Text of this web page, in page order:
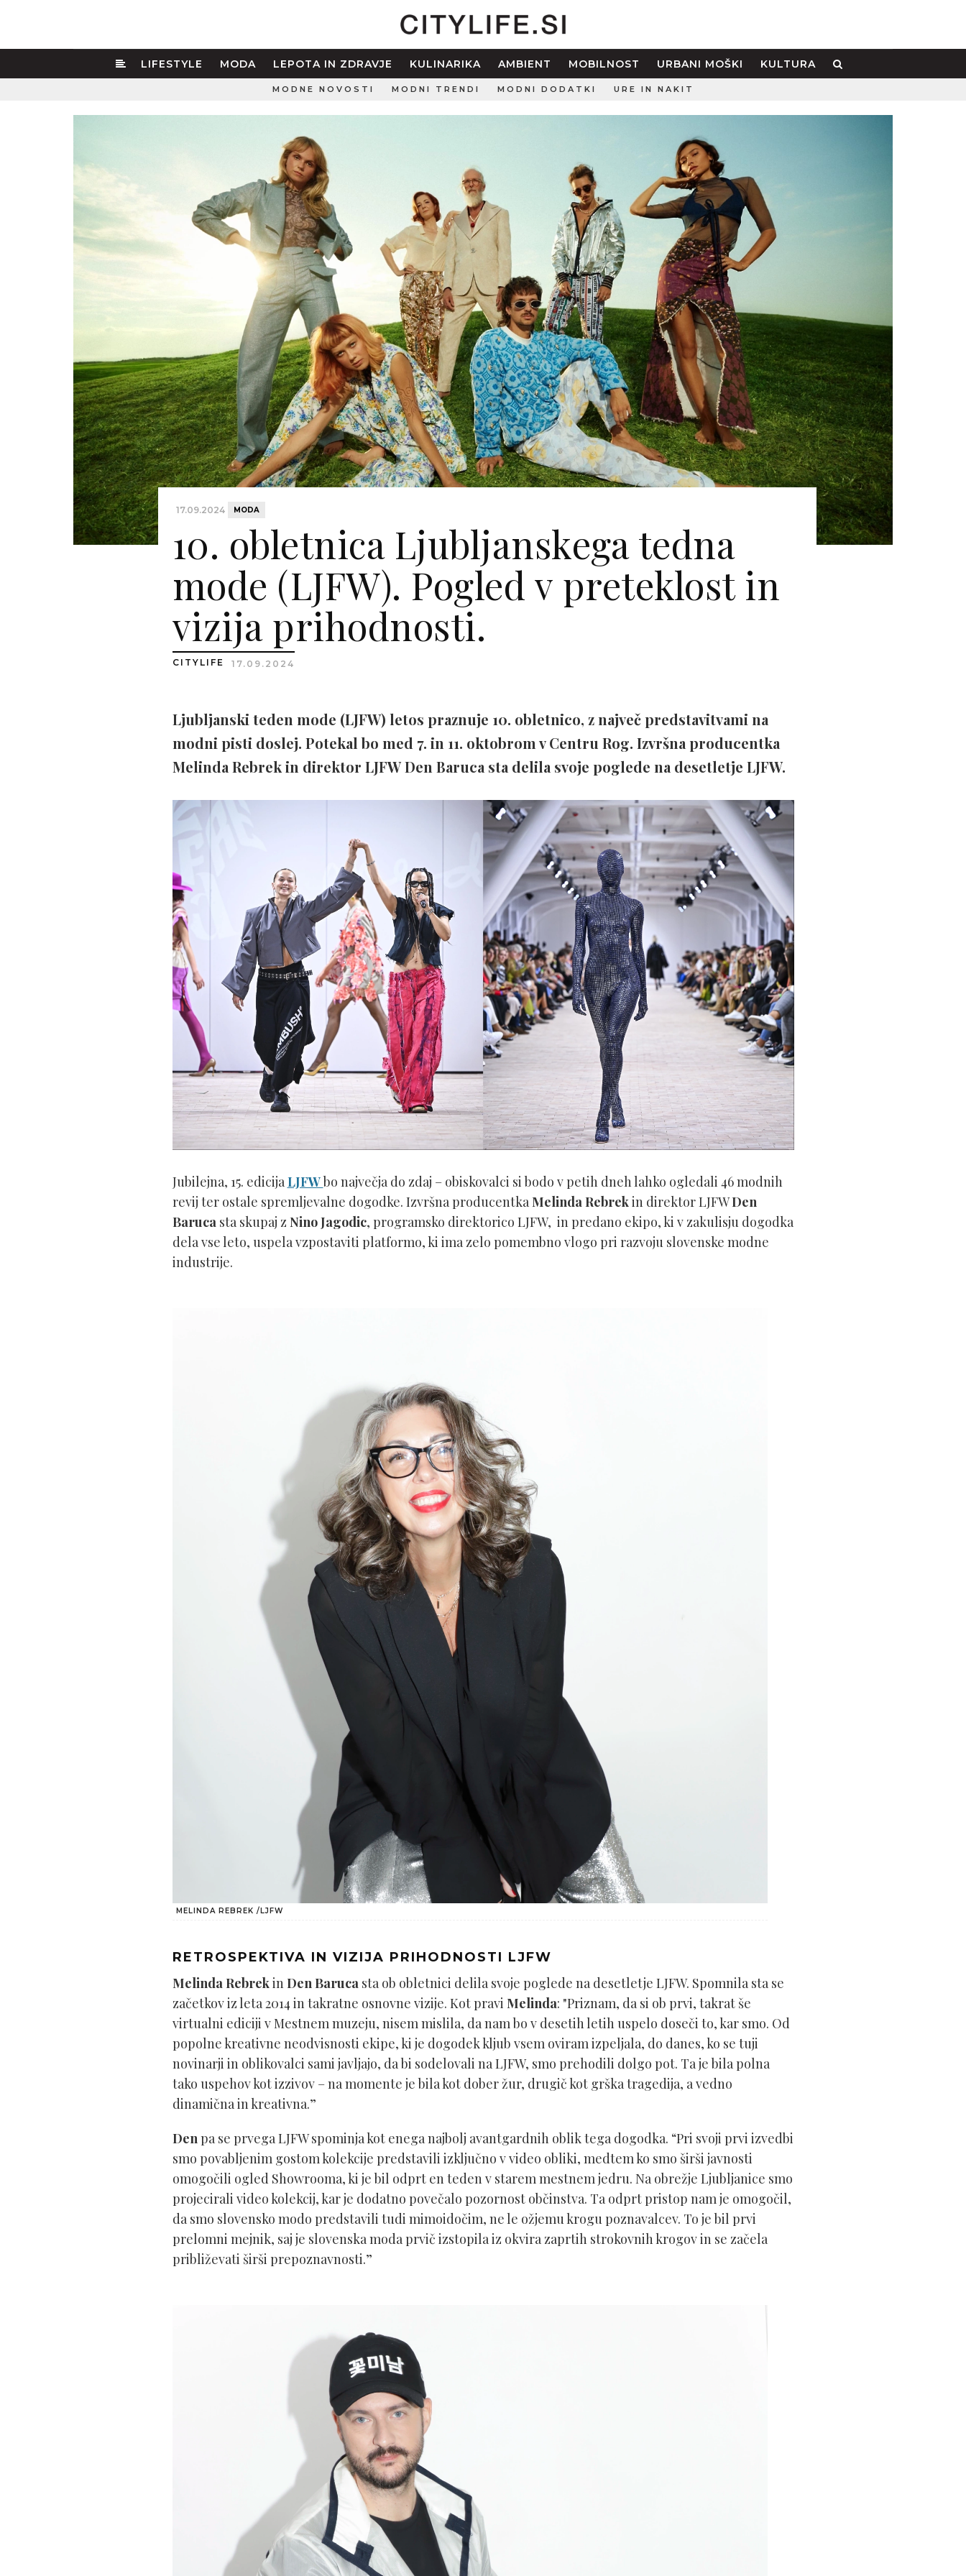
LIFESTYLE MODA LEPOTA IN ZDRAVJE KULINARIKA AMBIENT MOBILNOST URBANI MOŠKI KULTURA
MODNE NOVOSTI MODNI TRENDI MODNI DODATKI URE IN NAKIT
17.09.2024 MODA
10. obletnica Ljubljanskega tedna
mode (LJFW). Pogled v preteklost in
vizija prihodnosti.
CITYLIFE 17.09.2024
Ljubljanski teden mode (LJFW) letos praznuje 10. obletnico, z največ predstavitvami na
modni pisti doslej. Potekal bo med 7. in 11. oktobrom v Centru Rog. Izvršna producentka
Melinda Rebrek in direktor LJFW Den Baruca sta delila svoje poglede na desetletje LJFW.
Jubilejna, 15. edicijaLJFWbo največja do zdaj – obiskovalci si bodo v petih dneh lahko ogledali 46 modnih
revij ter ostale spremljevalne dogodke. Izvršna producentka Melinda Rebrekin direktor LJFWDen
Barucasta skupaj z Nino Jagodic, programsko direktorico LJFW, in predano ekipo, ki v zakulisju dogodka
dela vse leto, uspela vzpostaviti platformo, ki ima zelo pomembno vlogo pri razvoju slovenske modne
industrije.
MELINDA REBREK /LJFW
RETROSPEKTIVA IN VIZIJA PRIHODNOSTI LJFW
Melinda RebrekinDen Baruca sta ob obletnici delila svoje poglede na desetletje LJFW. Spomnila sta se
začetkov iz leta 2014 in takratne osnovne vizije. Kot pravi Melinda: "Priznam, da si ob prvi, takrat še
virtualni ediciji v Mestnem muzeju, nisem mislila, da nam bo v desetih letih uspelo doseči to, kar smo. Od
popolne kreativne neodvisnosti ekipe, ki je dogodek kljub vsem oviram izpeljala, do danes, ko se tuji
novinarji in oblikovalci sami javljajo, da bi sodelovali na LJFW, smo prehodili dolgo pot. Ta je bila polna
tako uspehov kot izzivov – na momente je bila kot dober žur, drugič kot grška tragedija, a vedno
dinamična in kreativna.”
Denpa se prvega LJFW spominja kot enega najbolj avantgardnih oblik tega dogodka. “Pri svoji prvi izvedbi
smo povabljenim gostom kolekcije predstavili izključno v video obliki, medtem ko smo širši javnosti
omogočili ogled Showrooma, ki je bil odprt en teden v starem mestnem jedru. Na obrežje Ljubljanice smo
projecirali video kolekcij, kar je dodatno povečalo pozornost občinstva. Ta odprt pristop nam je omogočil,
da smo slovensko modo predstavili tudi mimoidočim, ne le ožjemu krogu poznavalcev. To je bil prvi
prelomni mejnik, saj je slovenska moda prvič izstopila iz okvira zaprtih strokovnih krogov in se začela
približevati širši prepoznavnosti.”